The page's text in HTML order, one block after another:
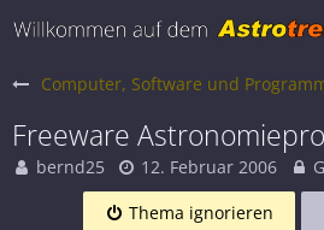
Computer, Software und
Freeware
bernd25 12. Februar 2006
Thema ignorieren